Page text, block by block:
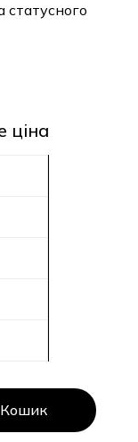
статусного
ціна